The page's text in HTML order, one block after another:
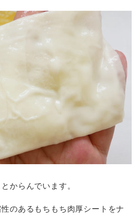
からんでいます。
のあるもちもち肉厚シートをナ